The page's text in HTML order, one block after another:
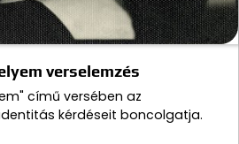
verselemzés
című versében az
kérdéseit boncolgatja.